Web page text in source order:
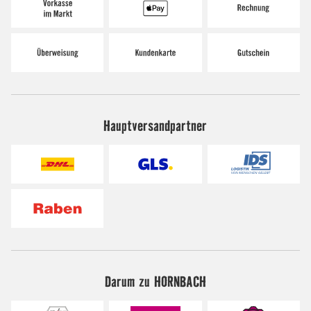
Hauptversandpartner
Darum zu HORNBACH